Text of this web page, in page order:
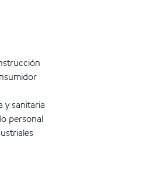
y sanitaria
personal